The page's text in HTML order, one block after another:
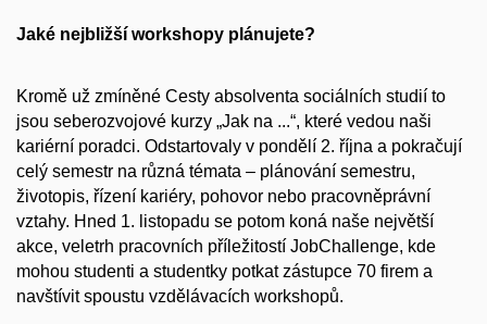
Jaké nejbližší workshopy plánujete?
Kromě už zmíněné Cesty absolventa sociálních studií to
jsou seberozvojové kurzy „Jak na ...“, které vedou naši
kariérní poradci. Odstartovaly v pondělí 2. října a pokračují
celý semestr na různá témata – plánování semestru,
životopis, řízení kariéry, pohovor nebo pracovněprávní
vztahy. Hned 1. listopadu se potom koná naše největší
akce, veletrh pracovních příležitostí JobChallenge, kde
mohou studenti a studentky potkat zástupce 70 firem a
navštívit spoustu vzdělávacích workshopů.